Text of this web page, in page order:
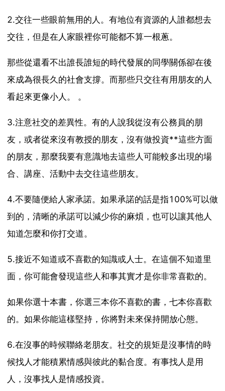
2.交往一些眼前無用的人。有地位有資源的人誰都想去
交往，但是在人家眼裡你可能都不算一根蔥。
那些從還看不出誰長誰短的時代發展的同學關係卻在後
來成為很長久的社會支撐。而那些只交往有用朋友的人
看起來更像小人。 。
3.注意社交的差異性。有的人說我從沒有公務員的朋
友，或者從來沒有教授的朋友，沒有做投資**這些方面
的朋友，那麼我要有意識地去這些人可能較多出現的場
合、講座、活動中去交往這些朋友。
4.不要隨便給人家承諾。如果承諾的話是指100%可以做
到的，清晰的承諾可以減少你的麻煩，也可以讓其他人
知道怎麼和你打交道。
5.接近不知道或不喜歡的知識或人士。在這個不知道里
面，你可能會發現這些人和事其實才是你非常喜歡的。
如果你選十本書，你選三本你不喜歡的書，七本你喜歡
的。如果你能這樣堅持，你將對未來保持開放心態。
6.在沒事的時候聯絡老朋友。社交的規矩是沒事情的時
候找人才能積累情感與彼此的黏合度。有事找人是用
人，沒事找人是情感投資。